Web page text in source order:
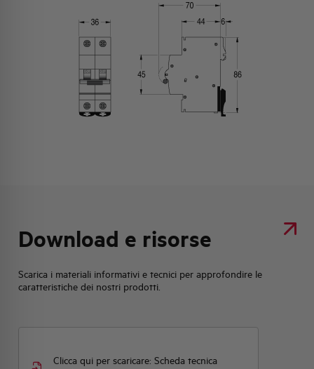
Download e risorse
Scarica i materiali informativi e tecnici per approfondire le
caratteristiche dei nostri prodotti.
Clicca qui per scaricare: Scheda tecnica